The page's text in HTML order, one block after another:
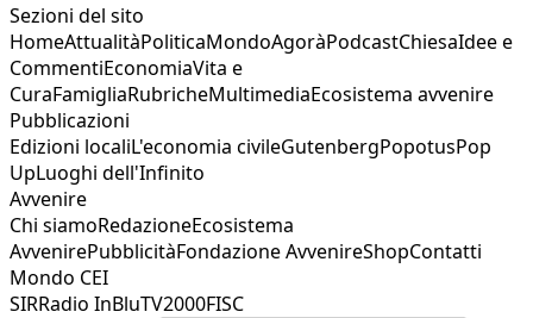
Sezioni del sito
HomeAttualitàPoliticaMondoAgoràPodcastChiesaIdee e
CommentiEconomiaVita e
CuraFamigliaRubricheMultimediaEcosistema avvenire
Pubblicazioni
Edizioni localiL'economia civileGutenbergPopotusPop
UpLuoghi dell'Infinito
Avvenire
Chi siamoRedazioneEcosistema
AvvenirePubblicitàFondazione AvvenireShopContatti
Mondo CEI
SIRRadio InBluTV2000FISC